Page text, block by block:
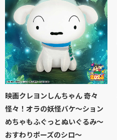
映画クレヨンしんちゃん 奇々
怪々！オラの妖怪バケ～ション
めちゃもふぐっとぬいぐるみ～
おすわりポーズのシロ～